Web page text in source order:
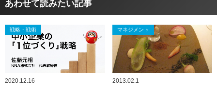
あわせて読みたい記事
戦略・戦術
2020.12.16
マネジメント
2013.02.1